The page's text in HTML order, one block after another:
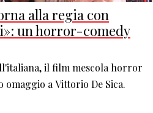
alla regia con
un horror-comedy
il film mescola horror
omaggio a Vittorio De Sica.